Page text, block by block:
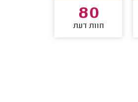
80
חוות דעת